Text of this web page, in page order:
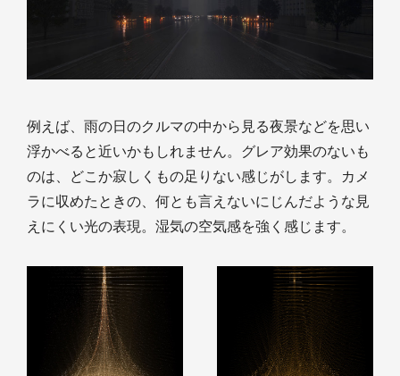
例えば、雨の日のクルマの中から見る夜景などを思い
浮かべると近いかもしれません。グレア効果のないも
のは、どこか寂しくもの足りない感じがします。カメ
ラに収めたときの、何とも言えないにじんだような見
えにくい光の表現。湿気の空気感を強く感じます。